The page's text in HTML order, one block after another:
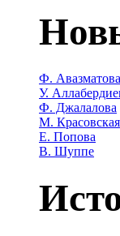
Ф. Авазматова
У.
Ф. Джалалова
М. Красовская
Е. Попова
В. Шуппе